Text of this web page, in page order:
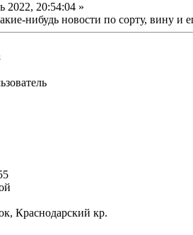
2022, 20:54:04 »
нибудь новости по сорту, вину и
Краснодарский кр.